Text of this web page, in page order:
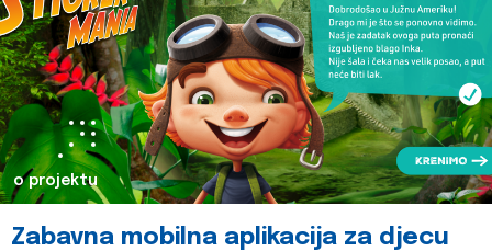
o projektu
Zabavna mobilna aplikacija za djecu